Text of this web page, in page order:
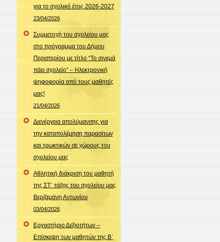
για το σχολικό έτος 2026-2027
23/04/2026
Συμμετοχή του σχολείου μας
στο πρόγραμμα του Δήμου
Περιστερίου με τίτλο “Το σινεμά
πάει σχολείο” – Ηλεκτρονική
ψηφοφορία από τους μαθητές
μας!
21/04/2026
Διενέργεια απολύμανσης για
την καταπολέμηση παρασίτων
και τρωκτικών σε χώρους του
σχολείου μας
Αθλητική διάκριση του μαθητή
της ΣΤ΄ τάξης του σχολείου μας
Βερζαμάνη Αντωνίου
03/04/2026
Εργαστήριο Δεξιοτήτων –
Επίσκεψη των μαθητών της Β΄